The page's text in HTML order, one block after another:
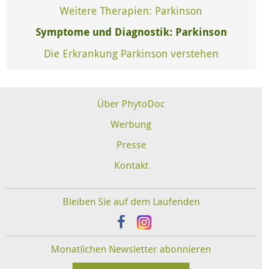
Weitere Therapien: Parkinson
Symptome und Diagnostik: Parkinson
Die Erkrankung Parkinson verstehen
Über PhytoDoc
Werbung
Presse
Kontakt
Bleiben Sie auf dem Laufenden
Monatlichen Newsletter abonnieren